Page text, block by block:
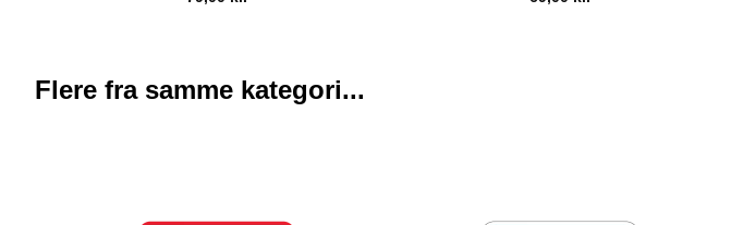
Flere fra samme kategori...